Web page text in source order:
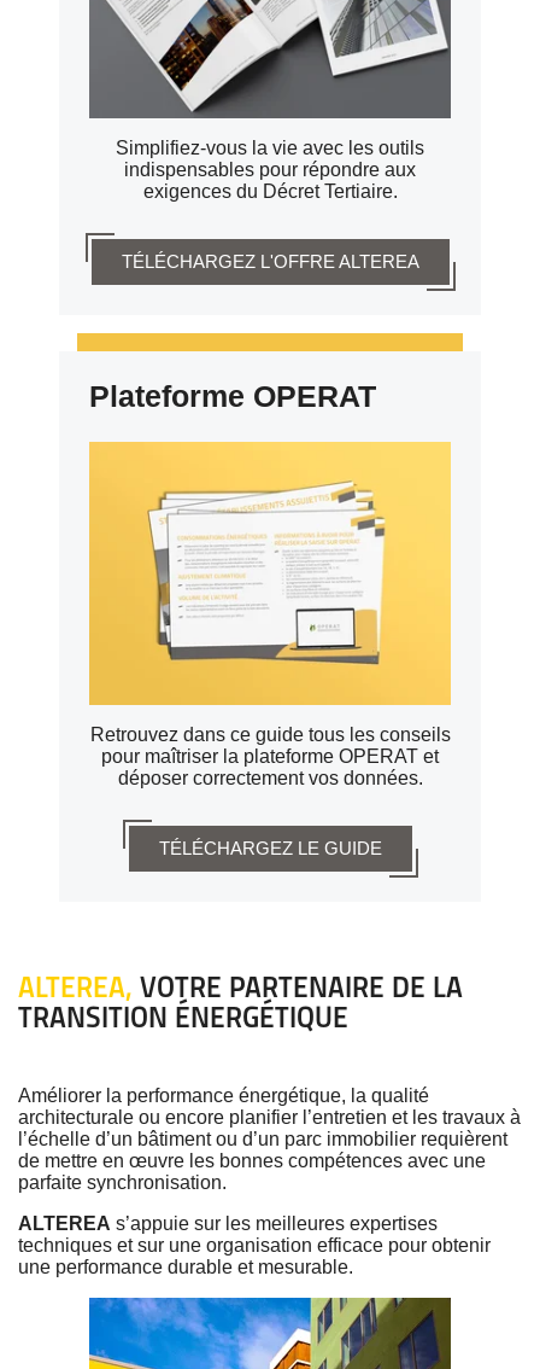
Simplifiez-vous la vie avec les outils
indispensables pour répondre aux
exigences du Décret Tertiaire.
TÉLÉCHARGEZ L'OFFRE ALTEREA
Plateforme OPERAT
Retrouvez dans ce guide tous les conseils
pour maîtriser la plateforme OPERAT et
déposer correctement vos données.
TÉLÉCHARGEZ LE GUIDE
ALTEREA, VOTRE PARTENAIRE DE LA
TRANSITION ÉNERGÉTIQUE
Améliorer la performance énergétique, la qualité
architecturale ou encore planifier l’entretien et les travaux à
l’échelle d’un bâtiment ou d’un parc immobilier requièrent
de mettre en œuvre les bonnes compétences avec une
parfaite synchronisation.
ALTEREA s’appuie sur les meilleures expertises
techniques et sur une organisation efficace pour obtenir
une performance durable et mesurable.